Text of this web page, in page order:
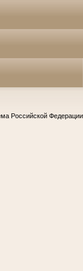
Российской